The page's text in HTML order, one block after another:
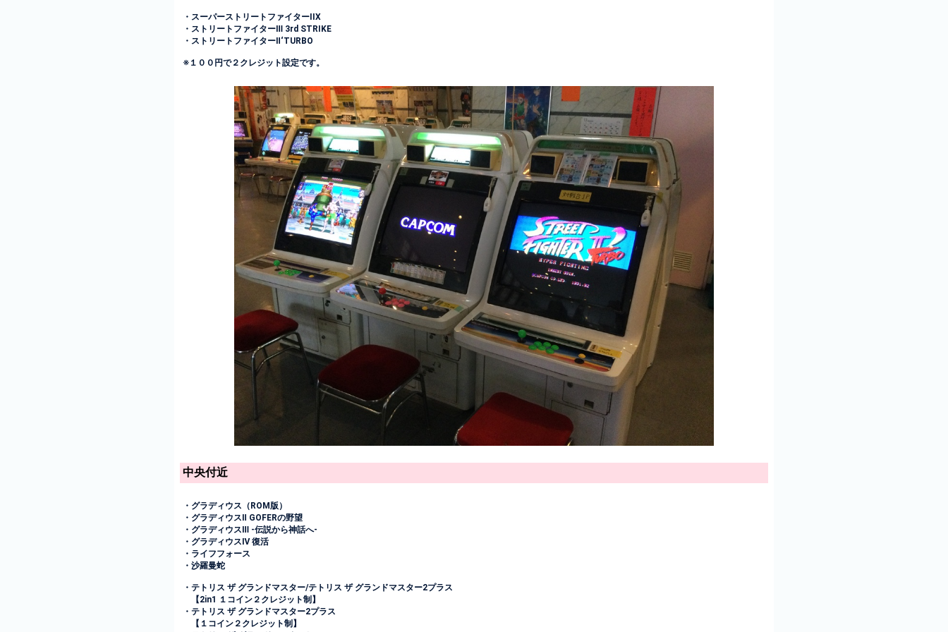
・スーパーストリートファイターIIX
・ストリートファイターⅢ 3rd STRIKE
・ストリートファイターⅡ‘TURBO
※１００円で２クレジット設定です。
中央付近
・グラディウス（ROM版）
・グラディウスⅡ GOFERの野望
・グラディウスⅢ -伝説から神話へ-
・グラディウスⅣ 復活
・ライフフォース
・沙羅曼蛇
・テトリス ザ グランドマスター/テトリス ザ グランドマスター2プラス
【2in1 １コイン２クレジット制】
・テトリス ザ グランドマスター2プラス
【１コイン２クレジット制】